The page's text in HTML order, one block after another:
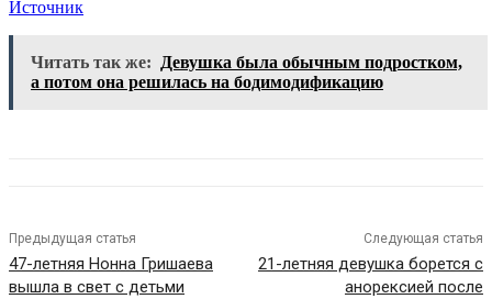
Источник
Читать так же:
Девушка была обычным подростком,
а потом она решилась на бодимодификацию
Предыдущая статья
47-летняя Нонна Гришаева
вышла в свет с детьми
Следующая статья
21-летняя девушка борется с
анорексией после